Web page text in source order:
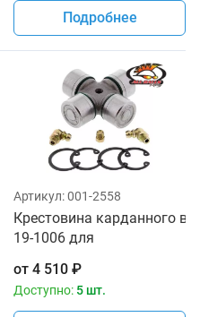
Подробнее
All Balls
Артикул:001-2558
Крестовина карданного
19-1006 для
от 4 510 ₽
Доступно: 5 шт.